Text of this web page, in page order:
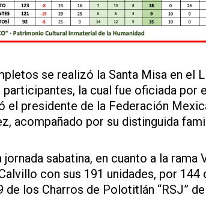
se realizó la Santa Misa en el
la cual fue oficiada por
el presidente de la Federación
acompañado por su distinguida
sabatina, en cuanto a la rama
con sus 191 unidades, por 144
de los Charros de Polotitlán “RSJ”